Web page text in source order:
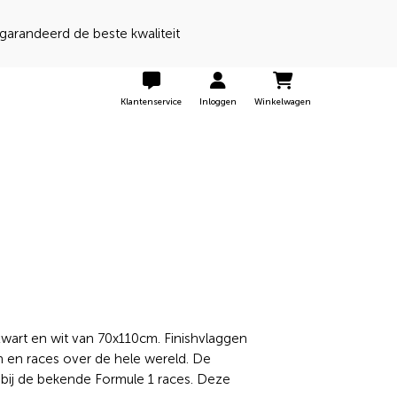
een 9 door onze klanten
Klantenservice Inloggen Winkelwagen
en wit van 70x110cm. Finishvlaggen
en races over de hele wereld. De
de bekende Formule 1 races. Deze